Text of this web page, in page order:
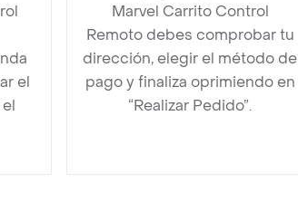
el
Marvel Carrito Control
Remoto debes comprobar tu
dirección, elegir el método de
pago y finaliza oprimiendo en
“Realizar Pedido”.